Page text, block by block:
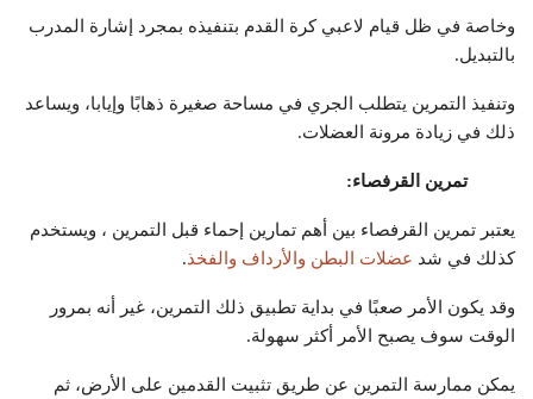
وخاصة في ظل قيام لاعبي كرة القدم بتنفيذه بمجرد إشارة المدرب
بالتبديل.
وتنفيذ التمرين يتطلب الجري في مساحة صغيرة ذهابًا وإيابا، ويساعد
ذلك في زيادة مرونة العضلات.
تمرين القرفصاء:
يعتبر تمرين القرفصاء بين أهم تمارين إحماء قبل التمرين ، ويستخدم
كذلك في شد عضلات البطن والأرداف والفخذ.
وقد يكون الأمر صعبًا في بداية تطبيق ذلك التمرين، غير أنه بمرور
الوقت سوف يصبح الأمر أكثر سهولة.
يمكن ممارسة التمرين عن طريق تثبيت القدمين على الأرض، ثم